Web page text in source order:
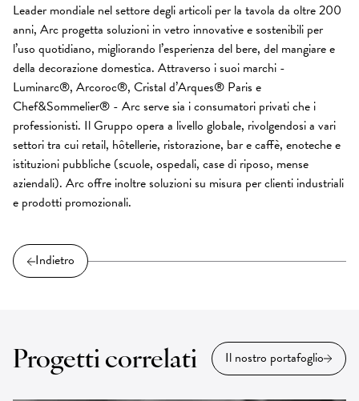
Leader mondiale nel settore degli articoli per la tavola da oltre 200
anni, Arc progetta soluzioni in vetro innovative e sostenibili per
l’uso quotidiano, migliorando l’esperienza del bere, del mangiare e
della decorazione domestica. Attraverso i suoi marchi -
Luminarc®, Arcoroc®, Cristal d’Arques® Paris e
Chef&Sommelier® - Arc serve sia i consumatori privati che i
professionisti. Il Gruppo opera a livello globale, rivolgendosi a vari
settori tra cui retail, hôtellerie, ristorazione, bar e caffè, enoteche e
istituzioni pubbliche (scuole, ospedali, case di riposo, mense
aziendali). Arc offre inoltre soluzioni su misura per clienti industriali
e prodotti promozionali.
Indietro
Progetti correlati Il nostro portafoglio